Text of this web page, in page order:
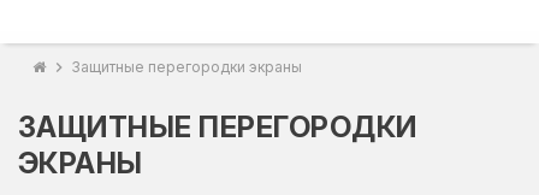
chevron_right Защитные перегородки экраны
ЗАЩИТНЫЕ ПЕРЕГОРОДКИ
ЭКРАНЫ